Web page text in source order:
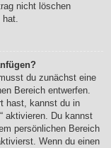
nicht löschen
hat.
du zunächst eine
Bereich entwerfen.
hast, kannst du in
aktivieren. Du kannst
persönlichen Bereich
Wenn du einen